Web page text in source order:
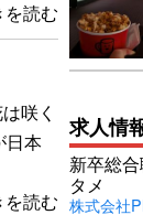
を読む
咲く
日本
を読む
求人情
新卒総
タメ
株式会社